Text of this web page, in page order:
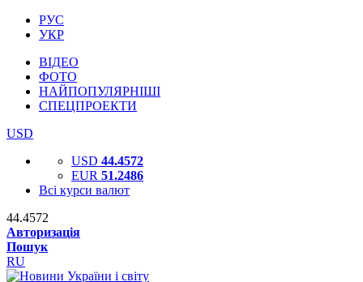
РУС
УКР
ВІДЕО
ФОТО
НАЙПОПУЛЯРНІШІ
СПЕЦПРОЕКТИ
USD
USD 44.4572
EUR 51.2486
Всі курси валют
44.4572
Авторизація
Пошук
RU